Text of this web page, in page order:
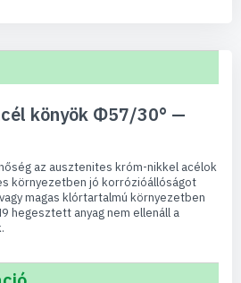
könyök Φ57/30° —
az ausztenites króm-nikkel acélok
környezetben jó korrózióállóságot
magas klórtartalmú környezetben
hegesztett anyag nem ellenáll a